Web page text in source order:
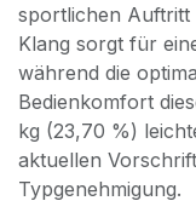
sportlichen Auftritt
Klang sorgt für
während die
Bedienkomfort
kg (23,70 %)
aktuellen
Typgenehmigung.